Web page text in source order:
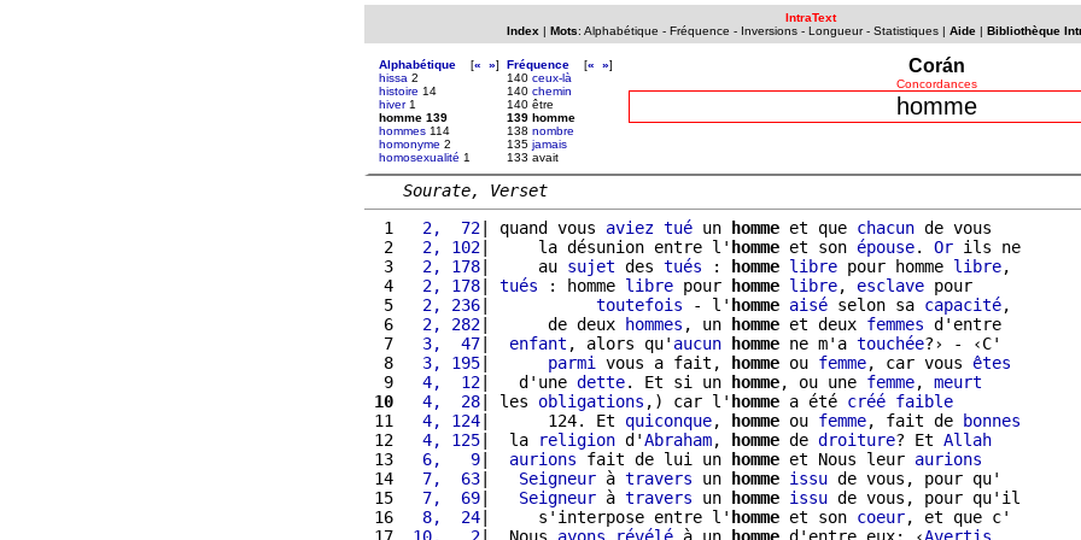
IntraText
Index | Mots: Alphabétique - Fréquence - Inversions - Longueur- Statistiques | Aide | Bibliothèque
Alphabétique [« »]
hissa 2
histoire 14
hiver1
homme 139
hommes 114
homonyme 2
homosexualité 1
Fréquence [« »]
140 ceux-là
140 chemin
140 être
139 homme
138 nombre
135 jamais
133 avait
Corán
Concordances
homme
Sourate, Verset
  1
  2,  72
| quand vous aviez tué un homme et que chacun de vous
  2
  2, 102
|     la désunion entre l' homme et son épouse. Or ils ne
  3
  2, 178
|     au sujet des tués : homme libre pour homme libre,
  4
  2, 178
tués : homme libre pour homme libre, esclave pour
  5
  2, 236
toutefois - l' homme aisé selon sa capacité,
  6
  2, 282
|      de deux hommes , un homme et deux femmes d'entre
  7
  3,  47
enfant , alors qu' aucun homme ne m'a touchée?› - ‹C'
  8
  3, 195
parmi vous a fait, homme ou femme, car vous êtes
  9
  4,  12
|   d'une dette. Et si un homme, ou une femme, meurt
10
  4,  28
| les obligations ,) car l' homme a été créé faible
11
  4, 124
|      124. Et quiconque, homme ou femme, fait de
bonnes
12
  4, 125
|  la religion d'Abraham, homme de droiture? Et Allah
13
  6,   9
aurions fait de lui un homme et Nous leur aurions
14
  7,  63
Seigneur à travers un homme issu de vous, pour qu'
15
  7,  69
Seigneur à travers un homme issu de vous, pour qu'il
16
  8,  24
|     s'interpose entre l' homme et son coeur, et que c'